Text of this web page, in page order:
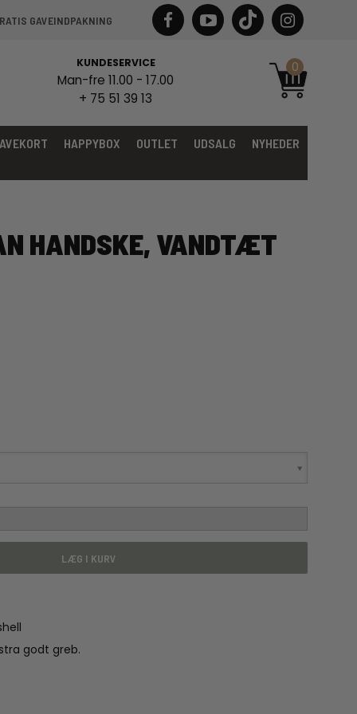
GAVEINDPAKNING
KUNDESERVICE
Man-fre 11.00 - 17.00
+ 75 51 39 13
0
HAPPYBOX OUTLET UDSALG NYHEDER
HANDSKE, VANDTÆT
LÆG I KURV
godt greb.